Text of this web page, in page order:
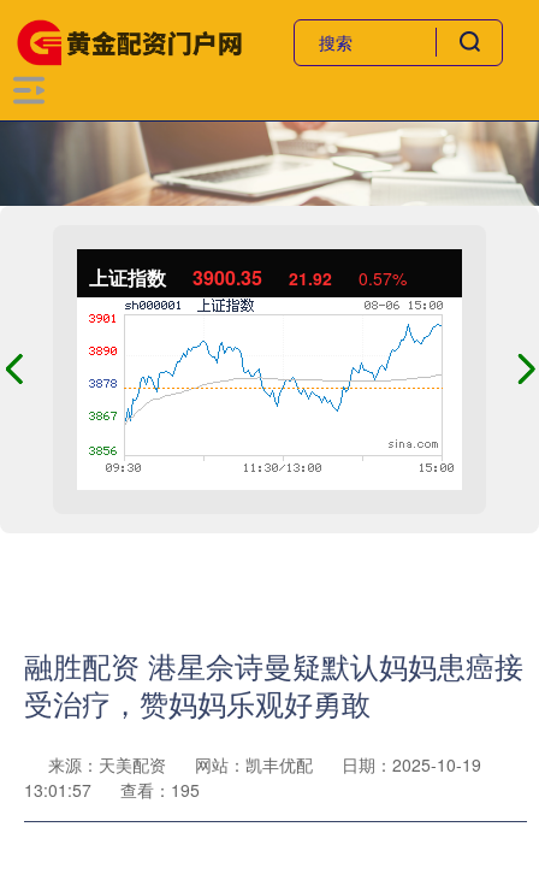
上证指数 3900.35 21.92 0.57%
融胜配资 港星佘诗曼疑默认妈妈患癌接
受治疗，赞妈妈乐观好勇敢
来源：天美配资 网站：凯丰优配
日期：2025-10-19
13:01:57
查看：195